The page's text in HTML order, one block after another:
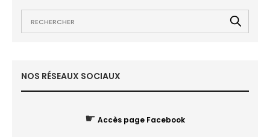
NOS RÉSEAUX SOCIAUX
☛ Accès page Facebook